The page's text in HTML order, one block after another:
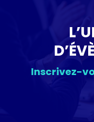
Inscrivez-